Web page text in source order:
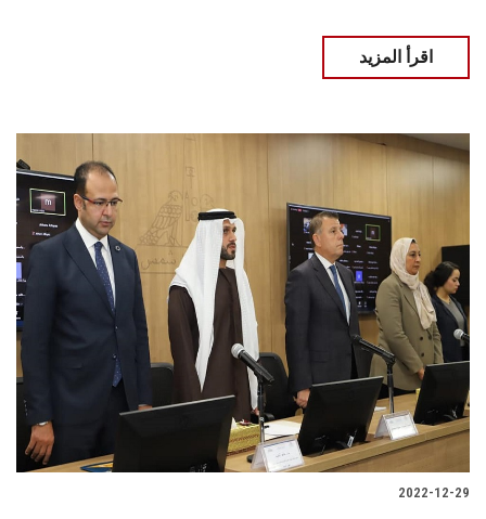
اقرأ المزيد
2022-12-29